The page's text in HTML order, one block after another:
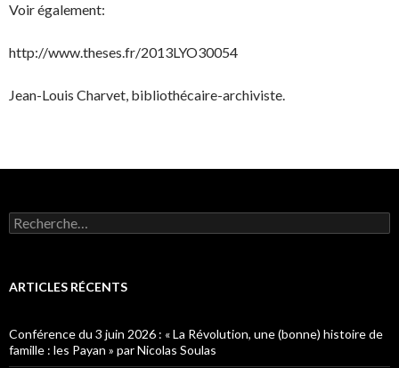
Voir également:
http://www.theses.fr/2013LYO30054
Jean-Louis Charvet, bibliothécaire-archiviste.
R
e
e
h
e
r
ARTICLES RÉCENTS
Conférence du 3 juin 2026 : « La Révolution, une (bonne) histoire de
famille : les Payan » par Nicolas Soulas